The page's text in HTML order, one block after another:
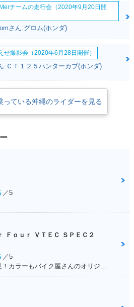
ェンジ
ーチェンジ
年 Super Cub
・マイ
2002年 Super Cub
50 Deluxe・マイナ
ンジ
年 Super Cub
1998年 Super Cub
チームの走行会（2020年9月20日開
さん:グロム(ホンダ)
せ撮影会（2020年6月28日開催）
:ＣＴ１２５ハンターカブ(ホンダ)
っている沖縄のライダーを見る
／5
Ｆｏｕｒ ＶＴＥＣ ＳＰＥＣ２
／5
満足ポイント:V-tec加速が満足！カラーもバイク屋さんのオリジナルカラーです。